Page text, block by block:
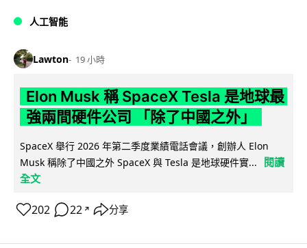
人工智能
Lawton 19 小時
Elon Musk 稱 SpaceX Tesla 是地球最
強兩間硬件公司 「除了中國之外」
SpaceX 舉行 2026 年第二季度業績電話會議，創辦人 Elon
Musk 稱除了中國之外 SpaceX 與 Tesla 是地球硬件實...
閱讀
全文
202 22 ↗ 分享